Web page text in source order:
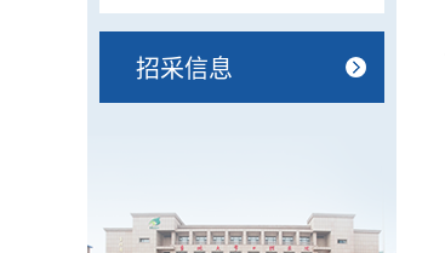
招采信息